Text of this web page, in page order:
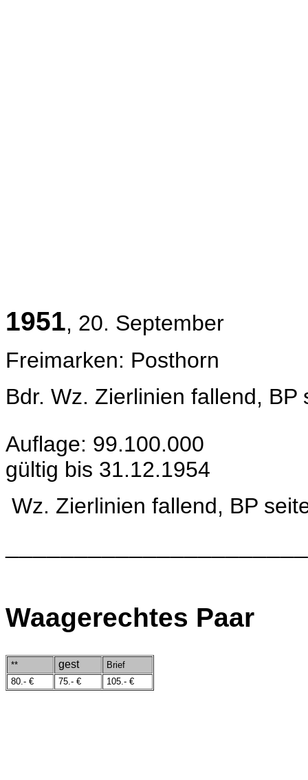
1951, 20. September
Freimarken: Posthorn
Bdr. Wz. Zierlinien fallend, BP
Auflage: 99.100.000
gültig bis 31.12.1954
Wz. Zierlinien fallend, BP
Waagerechtes Paar
** gest
Brief
80.- €
75.- € 105.- €